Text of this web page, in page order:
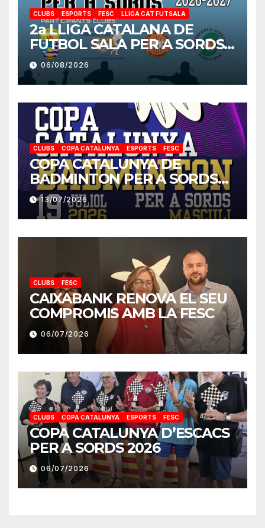
CLUBS ESPORTS FESC LLIGA CAT FUTSALA
2a LLIGA CATALANA DE
FUTBOL SALA PER A SORDS
2026-2027
06/08/2026
CLUBS COPA CATALUNYA ESPORTS FESC
COPA CATALUNYA DE
BADMINTON PER A SORDS
2026
13/07/2026
CLUBS FESC
CAIXABANK RENOVA EL SEU
COMPROMIS AMB LA FESC
06/07/2026
CLUBS COPA CATALUNYA ESPORTS FESC
COPA CATALUNYA D’ESCACS
PER A SORDS 2026
06/07/2026